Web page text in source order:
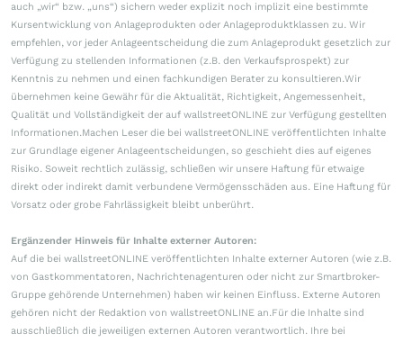
auch „wir“ bzw. „uns“) sichern weder explizit noch implizit eine bestimmte
Kursentwicklung von Anlageprodukten oder Anlageproduktklassen zu. Wir
empfehlen, vor jeder Anlageentscheidung die zum Anlageprodukt gesetzlich zur
Verfügung zu stellenden Informationen (z.B. den Verkaufsprospekt) zur
Kenntnis zu nehmen und einen fachkundigen Berater zu konsultieren.Wir
übernehmen keine Gewähr für die Aktualität, Richtigkeit, Angemessenheit,
Qualität und Vollständigkeit der auf wallstreetONLINE zur Verfügung gestellten
Informationen.Machen Leser die bei wallstreetONLINE veröffentlichten Inhalte
zur Grundlage eigener Anlageentscheidungen, so geschieht dies auf eigenes
Risiko. Soweit rechtlich zulässig, schließen wir unsere Haftung für etwaige
direkt oder indirekt damit verbundene Vermögensschäden aus. Eine Haftung für
Vorsatz oder grobe Fahrlässigkeit bleibt unberührt.
Ergänzender Hinweis für Inhalte externer Autoren:
Auf die bei wallstreetONLINE veröffentlichten Inhalte externer Autoren (wie z.B.
von Gastkommentatoren, Nachrichtenagenturen oder nicht zur Smartbroker-
Gruppe gehörende Unternehmen) haben wir keinen Einfluss. Externe Autoren
gehören nicht der Redaktion von wallstreetONLINE an.Für die Inhalte sind
ausschließlich die jeweiligen externen Autoren verantwortlich. Ihre bei